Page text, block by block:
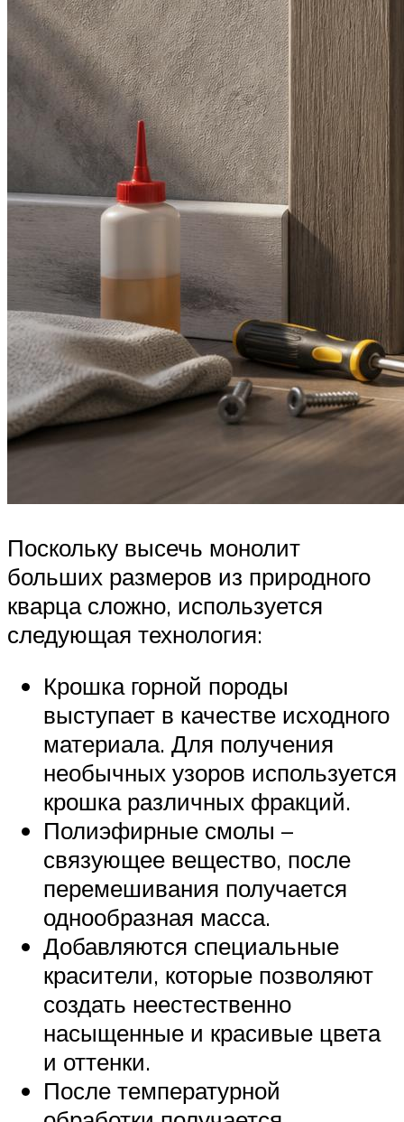
Поскольку высечь монолит
больших размеров из природного
кварца сложно, используется
следующая технология:
Крошка горной породы
выступает в качестве исходного
материала. Для получения
необычных узоров используется
крошка различных фракций.
Полиэфирные смолы –
связующее вещество, после
перемешивания получается
однообразная масса.
Добавляются специальные
красители, которые позволяют
создать неестественно
насыщенные и красивые цвета
и оттенки.
После температурной